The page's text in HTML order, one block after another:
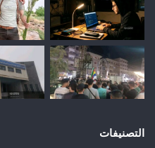
التصنيفات